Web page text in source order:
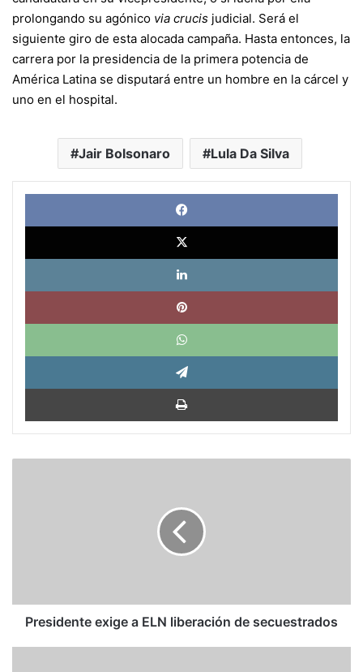
prolongando su agónico via crucis judicial. Será el
siguiente giro de esta alocada campaña. Hasta entonces, la
carrera por la presidencia de la primera potencia de
América Latina se disputará entre un hombre en la cárcel y
uno en el hospital.
Jair Bolsonaro Lula Da Silva
X
Presidente exige a ELN liberación de secuestrados